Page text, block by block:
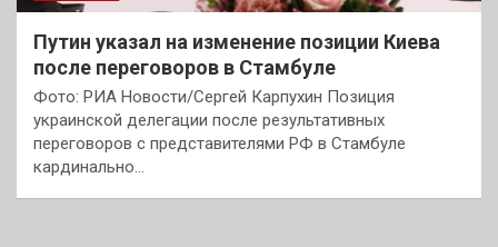
Путин указал на изменение позиции Киева
после переговоров в Стамбуле
Фото: РИА Новости/Сергей Карпухин Позиция
украинской делегации после результативных
переговоров с представителями РФ в Стамбуле
кардинально…